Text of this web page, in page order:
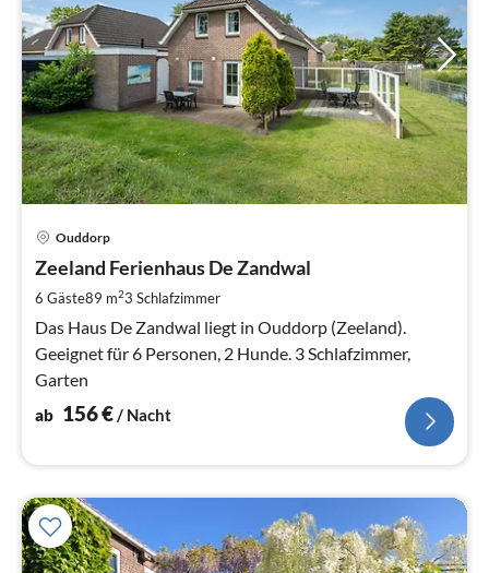
Ouddorp
Zeeland Ferienhaus De Zandwal
6 Gäste89 m23 Schlafzimmer
Das Haus De Zandwal liegt in Ouddorp (Zeeland).
Geeignet für 6 Personen, 2 Hunde. 3 Schlafzimmer,
Garten
ab 156€ / Nacht